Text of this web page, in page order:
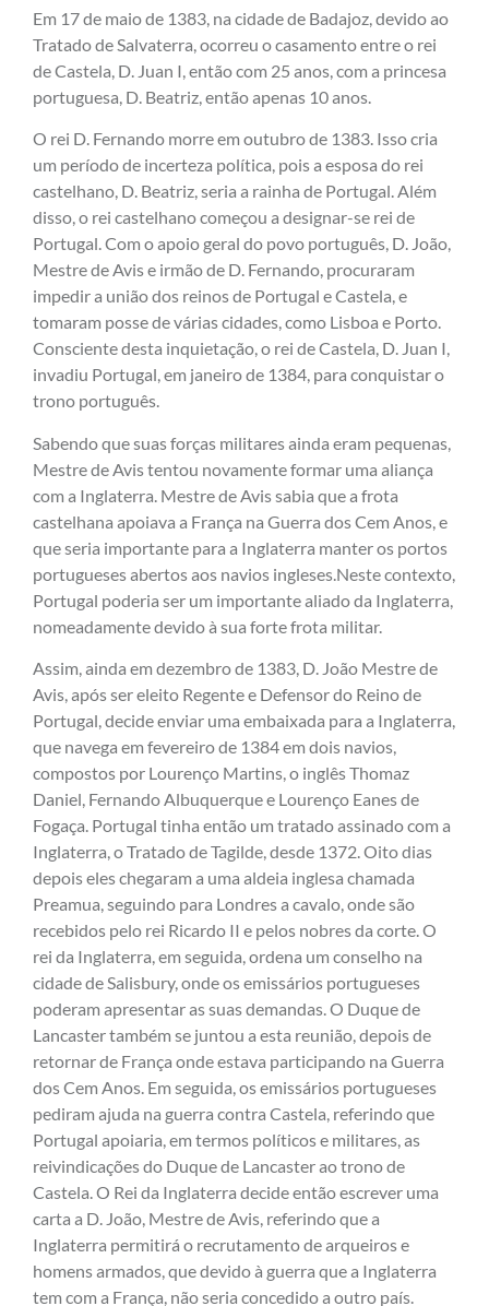
Em 17 de maio de 1383, na cidade de Badajoz, devido ao
Tratado de Salvaterra, ocorreu o casamento entre o rei
de Castela, D. Juan I, então com 25 anos, com a princesa
portuguesa, D. Beatriz, então apenas 10 anos.
O rei D. Fernando morre em outubro de 1383. Isso cria
um período de incerteza política, pois a esposa do rei
castelhano, D. Beatriz, seria a rainha de Portugal. Além
disso, o rei castelhano começou a designar-se rei de
Portugal. Com o apoio geral do povo português, D. João,
Mestre de Avis e irmão de D. Fernando, procuraram
impedir a união dos reinos de Portugal e Castela, e
tomaram posse de várias cidades, como Lisboa e Porto.
Consciente desta inquietação, o rei de Castela, D. Juan I,
invadiu Portugal, em janeiro de 1384, para conquistar o
trono português.
Sabendo que suas forças militares ainda eram pequenas,
Mestre de Avis tentou novamente formar uma aliança
com a Inglaterra. Mestre de Avis sabia que a frota
castelhana apoiava a França na Guerra dos Cem Anos, e
que seria importante para a Inglaterra manter os portos
portugueses abertos aos navios ingleses.Neste contexto,
Portugal poderia ser um importante aliado da Inglaterra,
nomeadamente devido à sua forte frota militar.
Assim, ainda em dezembro de 1383, D. João Mestre de
Avis, após ser eleito Regente e Defensor do Reino de
Portugal, decide enviar uma embaixada para a Inglaterra,
que navega em fevereiro de 1384 em dois navios,
compostos por Lourenço Martins, o inglês Thomaz
Daniel, Fernando Albuquerque e Lourenço Eanes de
Fogaça. Portugal tinha então um tratado assinado com a
Inglaterra, o Tratado de Tagilde, desde 1372. Oito dias
depois eles chegaram a uma aldeia inglesa chamada
Preamua, seguindo para Londres a cavalo, onde são
recebidos pelo rei Ricardo II e pelos nobres da corte. O
rei da Inglaterra, em seguida, ordena um conselho na
cidade de Salisbury, onde os emissários portugueses
poderam apresentar as suas demandas. O Duque de
Lancaster também se juntou a esta reunião, depois de
retornar de França onde estava participando na Guerra
dos Cem Anos. Em seguida, os emissários portugueses
pediram ajuda na guerra contra Castela, referindo que
Portugal apoiaria, em termos políticos e militares, as
reivindicações do Duque de Lancaster ao trono de
Castela. O Rei da Inglaterra decide então escrever uma
carta a D. João, Mestre de Avis, referindo que a
Inglaterra permitirá o recrutamento de arqueiros e
homens armados, que devido à guerra que a Inglaterra
tem com a França, não seria concedido a outro país.